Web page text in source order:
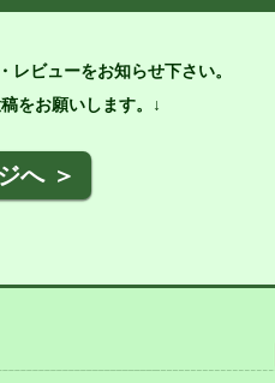
レビューをお知らせ下さい。
をお願いします。↓
へ ＞